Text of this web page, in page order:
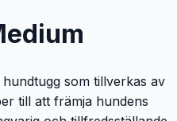
som tillverkas av
till att främja hundens